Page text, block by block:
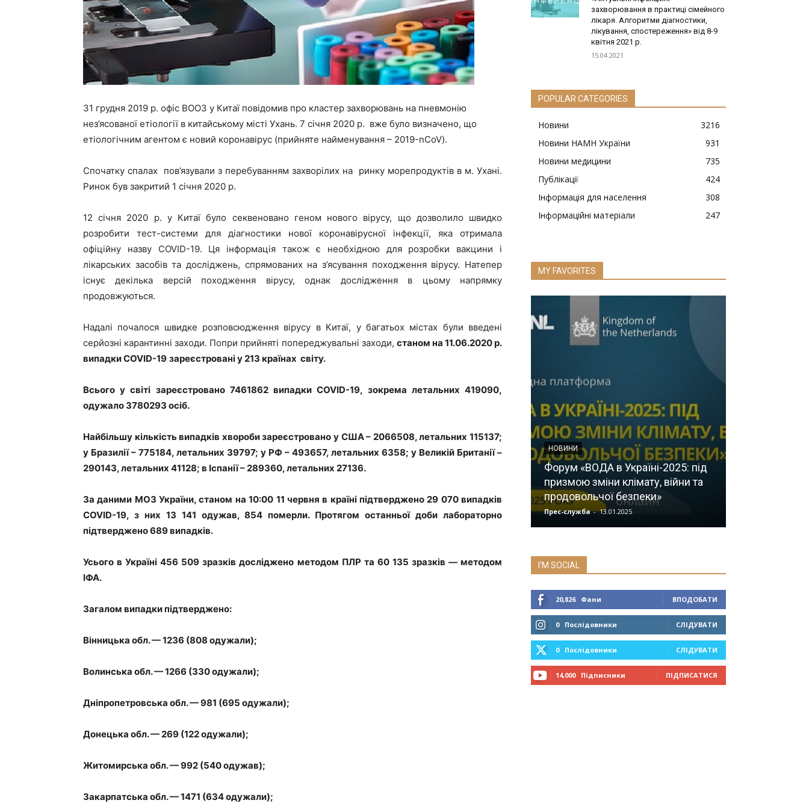
31 грудня 2019 р. офіс ВООЗ у Китаї повідомив про кластер захворювань на пневмонію
нез’ясованої етіології в китайському місті Ухань. 7 січня 2020 р. вже було визначено, що
етіологічним агентом є новий коронавірус (прийняте найменування – 2019-nCoV).
Спочатку спалах пов’язували з перебуванням захворілих на ринку морепродуктів в м. Ухані.
Ринок був закритий 1 січня 2020 р.
12 січня 2020 р. у Китаї було секвеновано геном нового вірусу, що дозволило швидко
розробити тест-системи для діагностики нової коронавірусної інфекції, яка отримала
офіційну назву COVID-19. Ця інформація також є необхідною для розробки вакцини і
лікарських засобів та досліджень, спрямованих на з’ясування походження вірусу. Натепер
існує декілька версій походження вірусу, однак дослідження в цьому напрямку
продовжуються.
Надалі почалося швидке розповсюдження вірусу в Китаї, у багатьох містах були введені
серйозні карантинні заходи. Попри прийняті попереджувальні заходи, станом на 11.06.2020 р.
випадкиCOVID-19 зареєстровані у 213 країнах світу.
Всього у світі зареєстровано 7461862 випадки COVID-19, зокрема летальних 419090,
одужало 3780293 осіб.
Найбільшу кількість випадків хвороби зареєстровано у США – 2066508, летальних 115137;
у Бразилії – 775184, летальних 39797; у РФ – 493657, летальних 6358; у Великій Британії –
290143, летальних 41128; в Іспанії – 289360, летальних 27136.
За даними МОЗ України, станом на 10:00 11 червня в країні підтверджено 29 070 випадків
COVID-19, з них 13 141 одужав, 854 померли. Протягом останньої доби лабораторно
підтверджено 689 випадків.
Усього в Україні 456 509 зразків досліджено методом ПЛР та 60 135 зразків — методом
ІФА.
Загалом випадки підтверджено:
Вінницька обл. — 1236 (808 одужали);
Волинська обл. — 1266 (330 одужали);
Дніпропетровська обл. — 981 (695 одужали);
Донецька обл. — 269 (122 одужали);
Житомирська обл. — 992 (540 одужав);
Закарпатська обл. — 1471 (634 одужали);
захворювання в практиці сімейного
лікаря. Алгоритми діагностики,
лікування, спостереження» від 8-9
квітня 2021 р.
15.04.2021
POPULAR CATEGORIES
Новини
3216
Новини НАМН України
931
Новини медицини
735
Публікації
424
Інформація для населення
308
Інформаційні матеріали
247
MY FAVORITES
НОВИНИ
Форум «ВОДА в Україні-2025: під
призмою зміни клімату, війни та
продовольчої безпеки»
Прес-служба - 13.01.2025
I'M SOCIAL
20,826 Фани ВПОДОБАТИ
0 Послідовники СЛІДУВАТИ
0 Послідовники СЛІДУВАТИ
14,000 Підписники ПІДПИСАТИСЯ